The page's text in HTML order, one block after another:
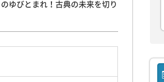
ゆびとまれ！古典の未来を切り